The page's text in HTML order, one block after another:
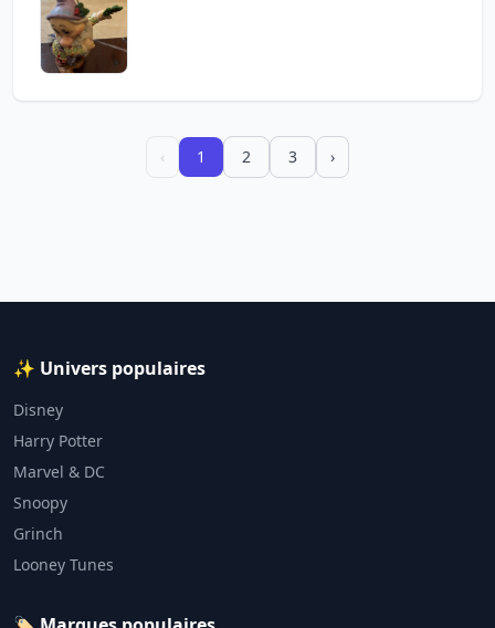
‹ 1 2 3 ›
✨ Univers populaires
Disney
Harry Potter
Marvel & DC
Snoopy
Grinch
Looney Tunes